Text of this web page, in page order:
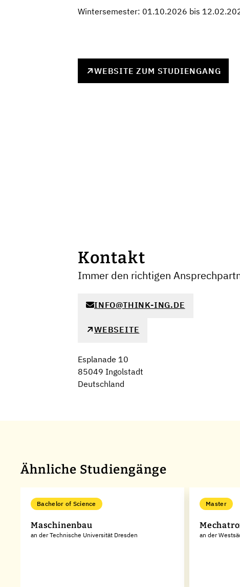
Wintersemester: 01.10.2026 bis
WEBSITE ZUM STUDIENGANG
Kontakt
Immer den richtigen
INFO@THINK-ING.DE
WEBSEITE
Esplanade 10
85049 Ingolstadt
Deutschland
Ähnliche Studiengänge
Bachelor of Science
Maschinenbau
an der Technische Universität Dresden
Master
an der